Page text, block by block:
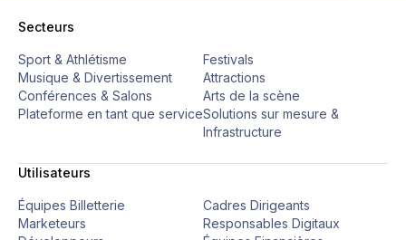
Secteurs
Sport & Athlétisme
Festivals
Musique & Divertissement
Attractions
Conférences & Salons
Arts de la scène
Plateforme en tant que serviceSolutions sur mesure &
Infrastructure
Utilisateurs
Équipes Billetterie
Cadres Dirigeants
Marketeurs
Responsables Digitaux